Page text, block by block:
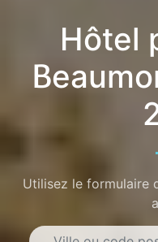
Hôtel
Utilisez le formulaire